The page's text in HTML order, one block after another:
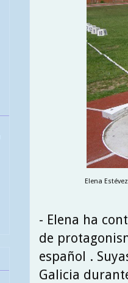
Elena
- Elena ha
de
español .
Galicia